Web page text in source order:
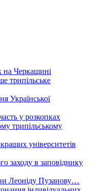
на Черкащині
трипільське
Української
у розкопках
трипільському
університетів
заходу в заповіднику
Леоніду Пузанову…